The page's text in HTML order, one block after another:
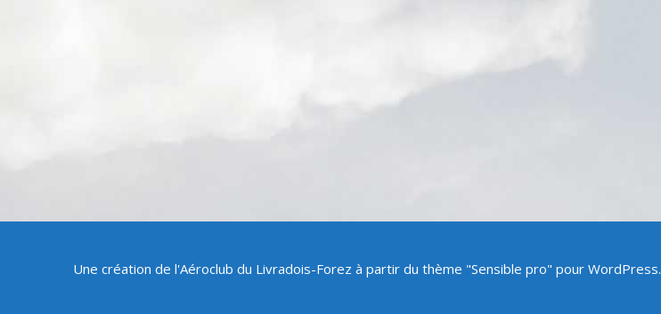
Une création de l'Aéroclub du Livradois-Forez à partir du thème "Sensible pro" pour WordPress.